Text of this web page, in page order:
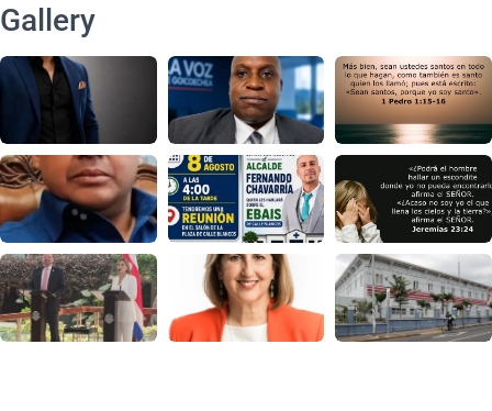
Gallery